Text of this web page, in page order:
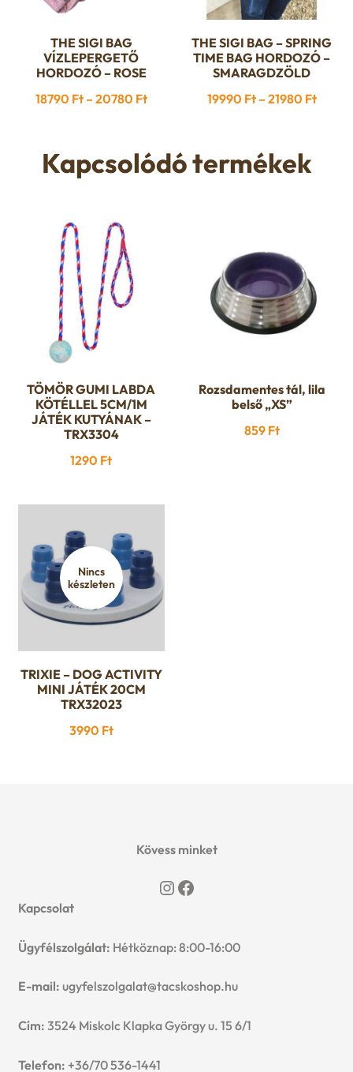
ki
Ennek
a
több
A
termékoldalon
választhatók
THE SIGI BAG
VÍZLEPERGETŐ
HORDOZÓ – ROSE
18790 Ft – 20780 FtÁrtartomány:
20780 Ft
Ennek
a
több
van.
A
választhatók
ki
THE SIGI BAG – SPRING
TIME BAG HORDOZÓ –
SMARAGDZÖLD
19990 Ft – 21980 Ft
Kapcsolódó termékek
TÖMÖR GUMI LABDA
KÖTÉLLEL 5CM/1M
JÁTÉK KUTYÁNAK –
TRX3304
1290 Ft
Rozsdamentes tál, lila
belső „XS”
859 Ft
Nincs
készleten
TRIXIE – DOG ACTIVITY
MINI JÁTÉK 20CM
TRX32023
3990 Ft
Kövess minket
Instagram
Facebook
Kapcsolat
Ügyfélszolgálat: Hétköznap: 8:00-16:00
E-mail: ugyfelszolgalat@tacskoshop.hu
Cím: 3524 Miskolc Klapka György u. 15 6/1
Telefon: +36/70 536-1441